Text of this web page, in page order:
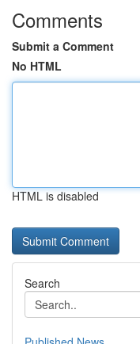
Comments
Submit a Comment
No HTML
HTML is disabled
Search